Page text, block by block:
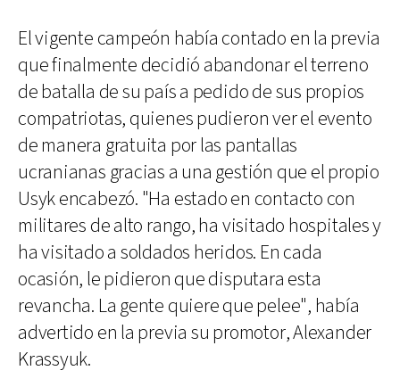
El vigente campeón había contado en la previa
que finalmente decidió abandonar el terreno
de batalla de su país a pedido de sus propios
compatriotas, quienes pudieron ver el evento
de manera gratuita por las pantallas
ucranianas gracias a una gestión que el propio
Usyk encabezó. "Ha estado en contacto con
militares de alto rango, ha visitado hospitales y
ha visitado a soldados heridos. En cada
ocasión, le pidieron que disputara esta
revancha. La gente quiere que pelee", había
advertido en la previa su promotor, Alexander
Krassyuk.